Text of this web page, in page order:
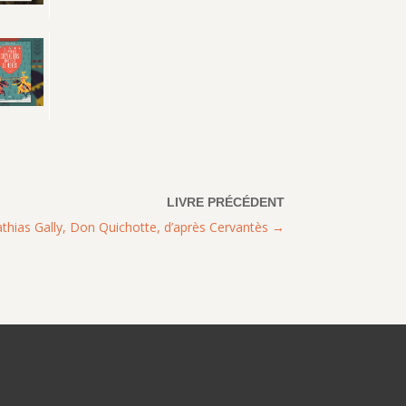
Gally, Don Quichotte, d’après Cervantès